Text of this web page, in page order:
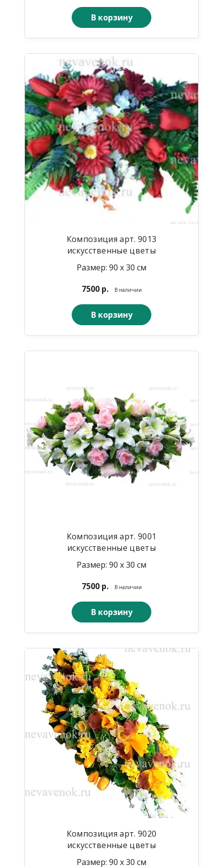
В корзину
Композиция арт. 9013
искусственные цветы
Размер: 90 х 30 см
7500 р.
В наличии
В корзину
Композиция арт. 9001
искусственные цветы
Размер: 90 х 30 см
7500 р.
В наличии
В корзину
Композиция арт. 9020
искусственные цветы
Размер: 90 х 30 см